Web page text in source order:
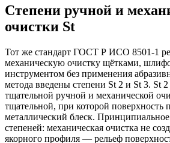
Степени ручной и
очистки St
Тот же стандарт ГОСТ Р ИСО 8501-1
механическую очистку щётками,
инструментом без применения
метода введены степени St 2 и St 3. St 2
тщательной ручной и механической
тщательной, при которой поверхность
металлический блеск.
степеней: механическая очистка не
якорного профиля — рельеф